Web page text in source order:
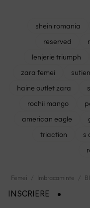
shein romania
reserved
lenjerie triumph
zara femei
haine outlet zara
rochii mango
american eagle
triaction
s
Femei Imbracaminte
INSCRIERE